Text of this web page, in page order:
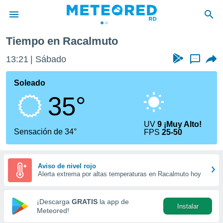
de
ha sido
calidad.
a este
las
y
forma
digital
basada
Tiempo en Racalmuto
13:21 Sábado ...
Soleado
35°
Sensación de 34°
UV9 ¡Muy Alto!
FPS25-50
Aviso de nivel rojo
Alerta extrema por altas temperaturas en Racalmuto hoy
¡Descarga GRATIS la app de
Meteored!
Instalar